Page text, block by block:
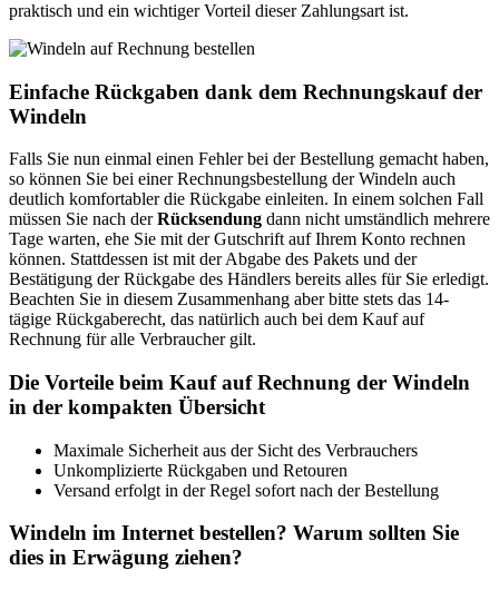
praktisch und ein wichtiger Vorteil dieser Zahlungsart ist.
Einfache Rückgaben dank dem Rechnungskauf der
Windeln
Falls Sie nun einmal einen Fehler bei der Bestellung gemacht haben,
so können Sie bei einer Rechnungsbestellung der Windeln auch
deutlich komfortabler die Rückgabe einleiten. In einem solchen Fall
müssen Sie nach derRücksendung dann nicht umständlich mehrere
Tage warten, ehe Sie mit der Gutschrift auf Ihrem Konto rechnen
können. Stattdessen ist mit der Abgabe des Pakets und der
Bestätigung der Rückgabe des Händlers bereits alles für Sie erledigt.
Beachten Sie in diesem Zusammenhang aber bitte stets das 14-
tägige Rückgaberecht, das natürlich auch bei dem Kauf auf
Rechnung für alle Verbraucher gilt.
Die Vorteile beim Kauf auf Rechnung der Windeln
in der kompakten Übersicht
Maximale Sicherheit aus der Sicht des Verbrauchers
Unkomplizierte Rückgaben und Retouren
Versand erfolgt in der Regel sofort nach der Bestellung
Windeln im Internet bestellen? Warum sollten Sie
dies in Erwägung ziehen?